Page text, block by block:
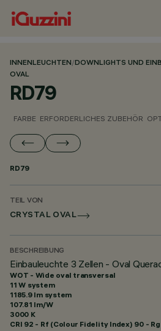
INNENLEUCHTEN/DOWNLIGHTS UND
OVAL
RD79
FARBE ERFORDERLICHES ZUBEHÖR
RD79
TEIL VON
CRYSTAL OVAL
BESCHREIBUNG
Einbauleuchte 3 Zellen - Oval
WOT - Wide oval transversal
11 W system
1185.9 lm system
107.81 lm/W
3000 K
CRI 92 - Rf (Colour Fidelity Index) 90 -